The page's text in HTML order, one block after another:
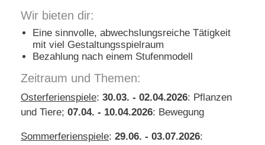
Wir bieten dir:
Eine sinnvolle, abwechslungsreiche Tätigkeit
mit viel Gestaltungsspielraum
Bezahlung nach einem Stufenmodell
Zeitraum und Themen:
Osterferienspiele: 30.03. - 02.04.2026: Pflanzen
und Tiere; 07.04. - 10.04.2026: Bewegung
Sommerferienspiele: 29.06. - 03.07.2026: